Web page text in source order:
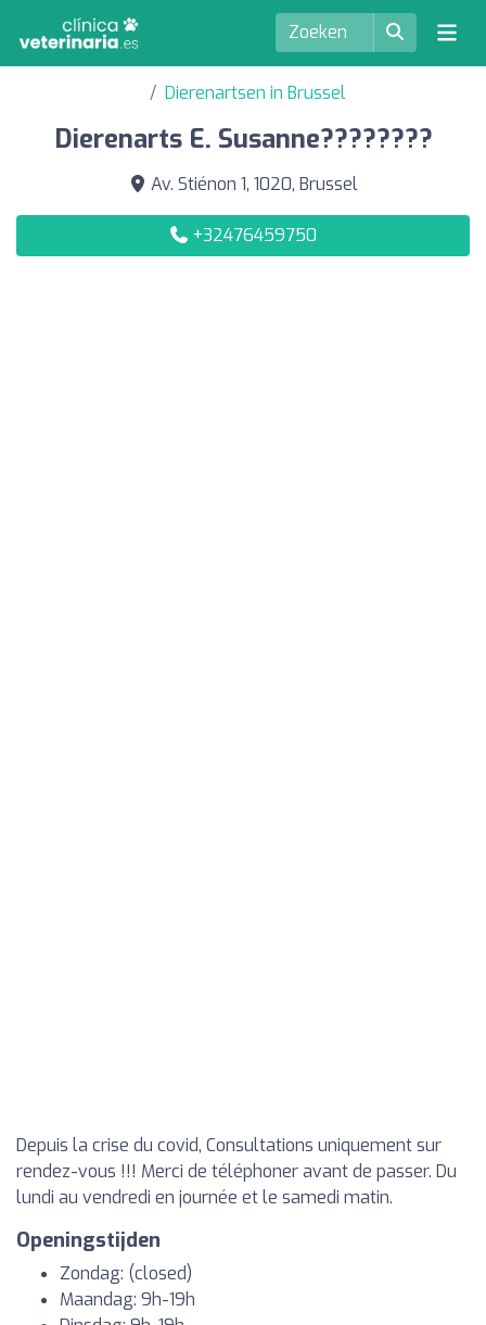
Dierenartsen in Brussel
Dierenarts E. Susanne????????
Av. Stiénon 1, 1020, Brussel
+32476459750
Depuis la crise du covid, Consultations uniquement sur
rendez-vous !!! Merci de téléphoner avant de passer. Du
lundi au vendredi en journée et le samedi matin.
Openingstijden
Zondag: (closed)
Maandag: 9h-19h